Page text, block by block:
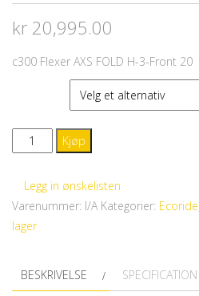
kr 20,995.00
c300 Flexer AXS FOLD H-3-Front 20
Ecoride
Flexer
AXS
FOLD
H-
antall
Kjøp
Legg in ønskelisten
Varenummer: I/A Kategorier: Ecoride
lager
BESKRIVELSE SPECIFICATION